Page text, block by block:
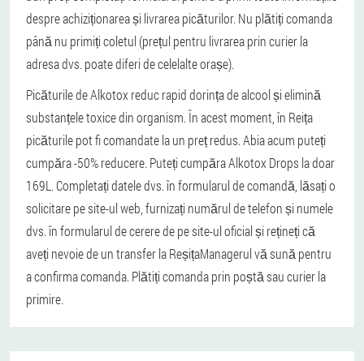
despre achiziționarea și livrarea picăturilor. Nu plătiți comanda
până nu primiți coletul (prețul pentru livrarea prin curier la
adresa dvs. poate diferi de celelalte orașe).
Picăturile de Alkotox reduc rapid dorința de alcool și elimină
substanțele toxice din organism. În acest moment, în Reița
picăturile pot fi comandate la un preț redus. Abia acum puteți
cumpăra -50% reducere. Puteți cumpăra Alkotox Drops la doar
169L. Completați datele dvs. în formularul de comandă, lăsați o
solicitare pe site-ul web, furnizați numărul de telefon și numele
dvs. în formularul de cerere de pe site-ul oficial și rețineți că
aveți nevoie de un transfer la ReșițaManagerul vă sună pentru
a confirma comanda. Plătiți comanda prin poștă sau curier la
primire.